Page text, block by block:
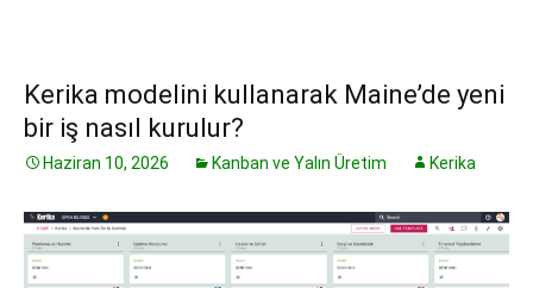
Kerika modelini kullanarak Maine’de yeni
bir iş nasıl kurulur?
Haziran 10, 2026 Kanban ve Yalın Üretim Kerika